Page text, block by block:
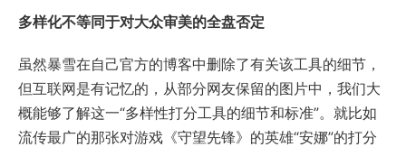
多样化不等同于对大众审美的全盘否定
虽然暴雪在自己官方的博客中删除了有关该工具的细节，
但互联网是有记忆的，从部分网友保留的图片中，我们大
概能够了解这一“多样性打分工具的细节和标准”。就比如
流传最广的那张对游戏《守望先锋》的英雄“安娜”的打分